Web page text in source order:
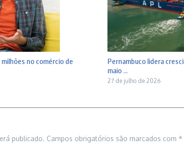
no comércio de
Pernambuco lidera
maio ...
27 de julho de 2026
publicado. Campos obrigatórios são marcados com *